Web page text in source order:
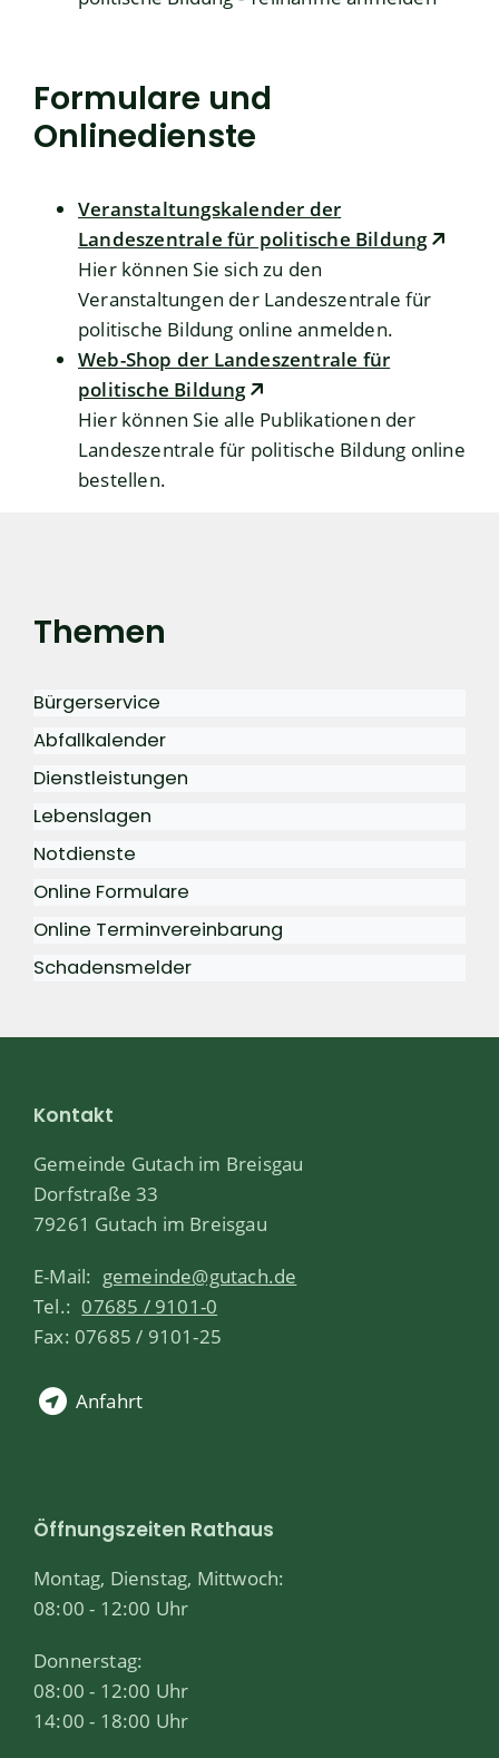
Formulare und
Onlinedienste
Veranstaltungskalender der
Landeszentrale für politische Bildung
Hier können Sie sich zu den
Veranstaltungen der Landeszentrale für
politische Bildung online anmelden.
Web-Shop der Landeszentrale für
politische Bildung
Hier können Sie alle Publikationen der
Landeszentrale für politische Bildung online
bestellen.
Themen
Bürgerservice
Abfallkalender
Dienstleistungen
Lebenslagen
Notdienste
Online Formulare
Online Terminvereinbarung
Schadensmelder
Kontakt
Gemeinde Gutach im Breisgau
Dorfstraße 33
79261 Gutach im Breisgau
E-Mail: gemeinde@gutach.de
Tel.: 07685 / 9101-0
Fax: 07685 / 9101-25
Anfahrt
Öffnungszeiten Rathaus
Montag, Dienstag, Mittwoch:
08:00 - 12:00 Uhr
Donnerstag:
08:00 - 12:00 Uhr
14:00 - 18:00 Uhr